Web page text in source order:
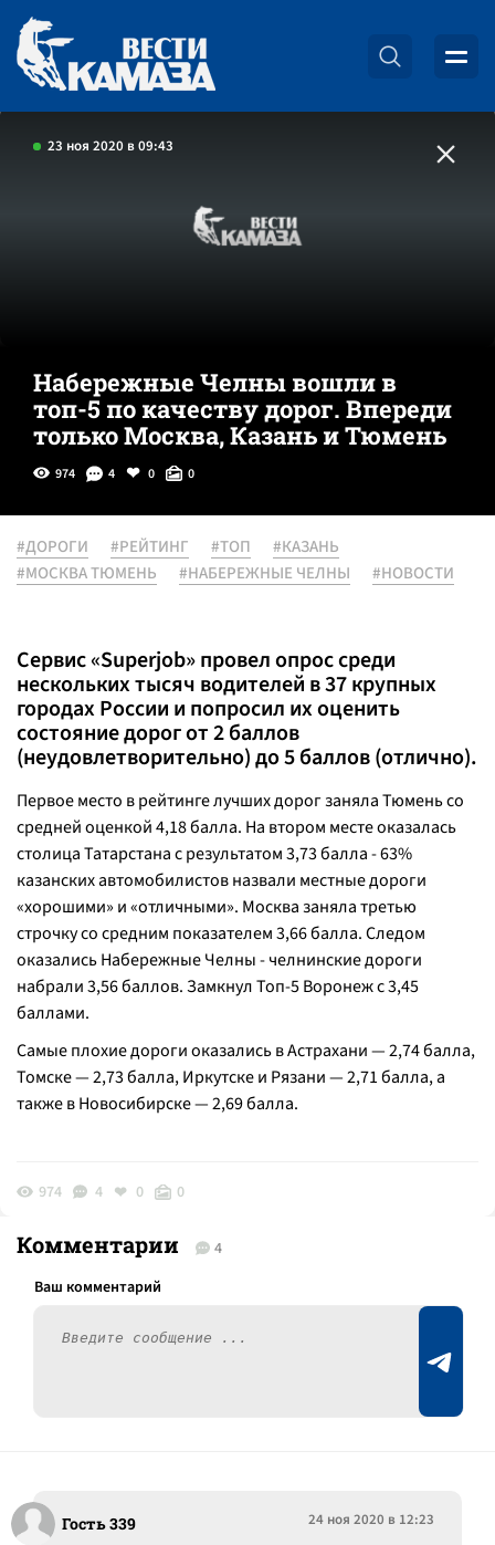
23 ноя 2020 в 09:43
Набережные Челны вошли в
топ-5 по качеству дорог. Впереди
только Москва, Казань и Тюмень
974 4 0 0
#ДОРОГИ #РЕЙТИНГ #ТОП
#КАЗАНЬ
#МОСКВА ТЮМЕНЬ
#НАБЕРЕЖНЫЕ ЧЕЛНЫ #НОВОСТИ
Сервис «Superjob» провел опрос среди
нескольких тысяч водителей в 37 крупных
городах России и попросил их оценить
состояние дорог от 2 баллов
(неудовлетворительно) до 5 баллов (отлично).
Первое место в рейтинге лучших дорог заняла Тюмень со
средней оценкой 4,18 балла. На втором месте оказалась
столица Татарстана с результатом 3,73 балла - 63%
казанских автомобилистов назвали местные дороги
«хорошими» и «отличными». Москва заняла третью
строчку со средним показателем 3,66 балла. Следом
оказались Набережные Челны - челнинские дороги
набрали 3,56 баллов. Замкнул Топ-5 Воронеж с 3,45
баллами.
Самые плохие дороги оказались в Астрахани — 2,74 балла,
Томске — 2,73 балла, Иркутске и Рязани — 2,71 балла, а
также в Новосибирске — 2,69 балла.
974 4 0 0
Комментарии 4
Гость 339 24 ноя 2020 в 12:23